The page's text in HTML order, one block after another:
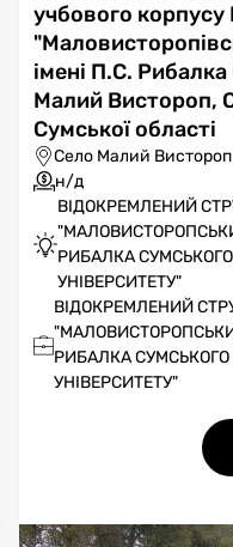
учбового
імені П.С.
Малий Вистороп,
Сумської області
Село Малий Вистороп
н/д
ВІДОКРЕМЛЕНИЙ
РИБАЛКА
УНІВЕРСИТЕТУ"
ВІДОКРЕМЛЕНИЙ
РИБАЛКА
УНІВЕРСИТЕТУ"